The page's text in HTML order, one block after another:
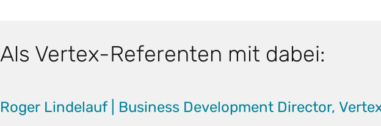
Als Vertex-Referenten mit dabei:
Roger Lindelauf | Business Development Director,